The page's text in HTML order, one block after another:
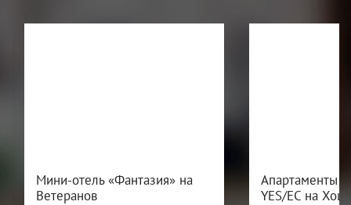
Мини-отель «Фантазия» на
Ветеранов
Апартаменты в
YES/ЕС на